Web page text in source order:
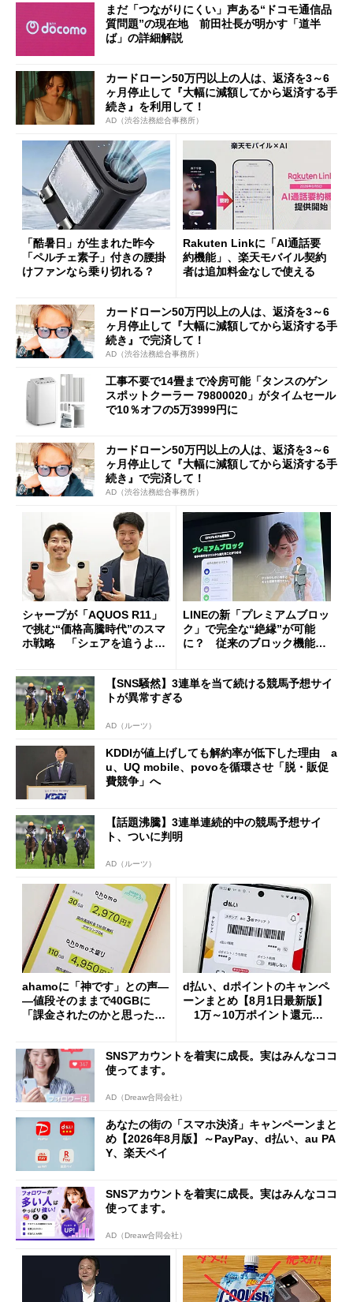
まだ「つながりにくい」声ある“ドコモ通信品
質問題”の現在地 前田社長が明かす「道半
ば」の詳細解説
カードローン50万円以上の人は、返済を3～6
ヶ月停止して『大幅に減額してから返済する手
続き』を利用して！
AD（渋谷法務総合事務所）
「酷暑日」が生まれた昨今
「ペルチェ素子」付きの腰掛
けファンなら乗り切れる？
Rakuten Linkに「AI通話要
約機能」、楽天モバイル契約
者は追加料金なしで使える
カードローン50万円以上の人は、返済を3～6
ヶ月停止して『大幅に減額してから返済する手
続き』で完済して！
AD（渋谷法務総合事務所）
工事不要で14畳まで冷房可能「タンスのゲン
スポットクーラー 79800020」がタイムセール
で10％オフの5万3999円に
カードローン50万円以上の人は、返済を3～6
ヶ月停止して『大幅に減額してから返済する手
続き』で完済して！
AD（渋谷法務総合事務所）
シャープが「AQUOS R11」
で挑む“価格高騰時代”のスマ
ホ戦略 「シェアを追うより
LINEの新「プレミアムブロッ
ク」で完全な“絶縁”が可能
に？ 従来のブロック機能と
【SNS騒然】3連単を当て続ける競馬予想サイ
トが異常すぎる
AD（ルーツ）
KDDIが値上げしても解約率が低下した理由 a
u、UQ mobile、povoを循環させ「脱・販促
費競争」へ
【話題沸騰】3連単連続的中の競馬予想サイ
ト、ついに判明
AD（ルーツ）
ahamoに「神です」との声―
―値段そのままで40GBに
「課金されたのかと思った」
d払い、dポイントのキャンペ
ーンまとめ【8月1日最新版】
1万～10万ポイント還元の
SNSアカウントを着実に成長。実はみんなココ
使ってます。
AD（Dreaw合同会社）
あなたの街の「スマホ決済」キャンペーンまと
め【2026年8月版】～PayPay、d払い、au PA
Y、楽天ペイ
SNSアカウントを着実に成長。実はみんなココ
使ってます。
AD（Dreaw合同会社）